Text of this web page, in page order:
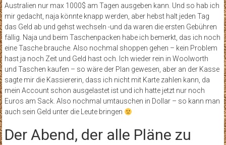
Australien nur max 1000$ am Tagen ausgeben kann. Und so hab ich
mir gedacht, naja könnte knapp werden, aber hebst halt jeden Tag
das Geld ab und gehst wechseln -und da waren die ersten Gebühren
fällig. Naja und beim Taschenpacken habe ich bemerkt, das ich noch
eine Tasche brauche. Also nochmal shoppen gehen – kein Problem
hast ja noch Zeit und Geld hast och. Ich wieder rein in Woolworth
und Taschen kaufen – so wäre der Plan gewesen, aber an der Kasse
sagte mir die Kassiererin, dass ich nicht mit Karte zahlen kann, da
mein Account schon ausgelastet ist und ich hatte jetzt nur noch
Euros am Sack. Also nochmal umtauschen in Dollar – so kann man
auch sein Geld unter die Leute bringen
Der Abend, der alle Pläne zu